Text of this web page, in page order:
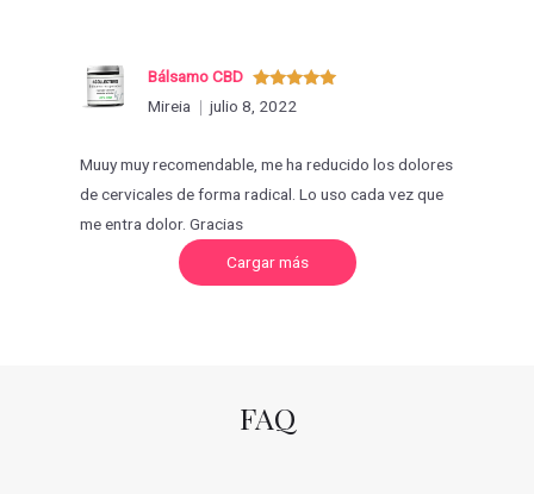
Valorado
con5de 5
Bálsamo CBD
Mireia
julio 8, 2022
Muuy muy recomendable, me ha reducido los dolores
de cervicales de forma radical. Lo uso cada vez que
me entra dolor. Gracias
Cargar másC
r
FAQ